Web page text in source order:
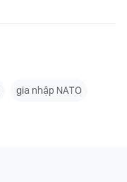
gia nhập NATO